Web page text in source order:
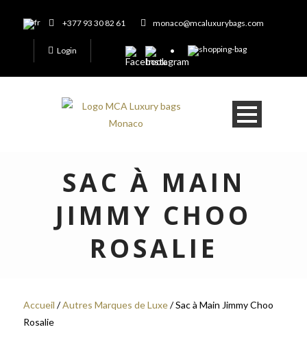
+377 93 30 82 61 monaco@mcaluxurybags.com
Login
SAC À MAIN
JIMMY CHOO
ROSALIE
Accueil /Autres Marques de Luxe/ Sac à Main Jimmy Choo
Rosalie